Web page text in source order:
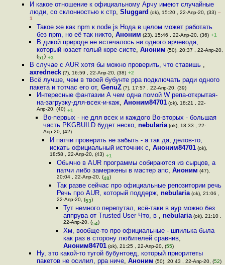
И какое отношение к официальному Арчу имеют случайные
люди, со склонностью к стр,Sluggard (ok), 15:20 , 22-Апр-20, (33) –
1
Такое же как npm к node js Нода в целом может работать
без npm, но её так никто, Аноним (23), 15:46 , 22-Апр-20, (36) +1
В дикой природе не встечалось ни одного арчевода,
который юзает голый коре-систе, Аноним (50), 20:37 , 22-Апр-20,
(51) +3
В случае с AUR хотя бы можно проверить, что ставишь ,
axredneck (?), 16:59 , 22-Апр-20, (38) +2
Всё лучше, чем в твоей бубунте ppa подключать ради одного
пакета и тотчас его от,GenuZ (?), 17:57 , 22-Апр-20, (39)
Интересные фантазии А чем одна помой W репа-открытая-
на-загрузку-для-всех-и-каж, Аноним84701(ok), 18:21 , 22-
Апр-20, (40) +1
Во-первых - не для всех и каждого Во-вторых - большая
часть PKGBUILD будет неско, nebularia(ok), 18:33 , 22-
Апр-20, (42)
И патчи проверить не забыть - а так да, делов-то,
искать официальный источник с,Аноним84701 (ok),
18:58 , 22-Апр-20, (43) +1
Обычно в AUR программы собираются из сырцов, а
патчи либо замержены в мастер апс, Аноним (47),
20:04 , 22-Апр-20, (48)
Так разве сейчас про официальные репозитории речь
Речь про AUR, который поддерж, nebularia(ok), 21:06 ,
22-Апр-20, (53)
Тут немного перепутал, всё-таки в аур можно без
аппрува от Trusted User Что, в , nebularia(ok), 21:10 ,
22-Апр-20, (54)
Хм, вообще-то про официальные - шпилька была
как раз в сторону любителей сравнив,
Аноним84701(ok), 21:25 , 22-Апр-20, (55)
Ну, это какой-то тугой бубунтоед, который приоритеты
пакетов не осилил, ppa ниче, Аноним (50), 20:43 , 22-Апр-20, (52)